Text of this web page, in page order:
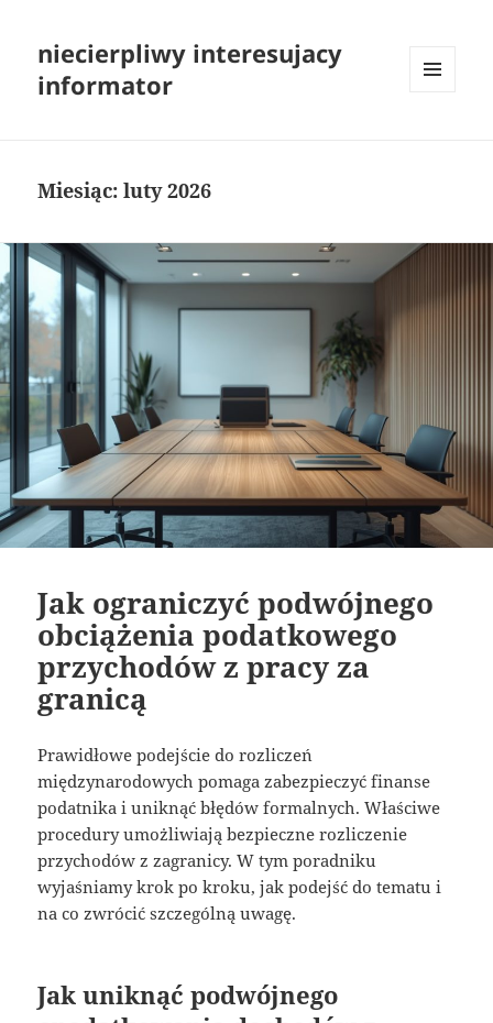
niecierpliwy interesujacy
informator
Miesiąc:luty 2026
Jak ograniczyć podwójnego
obciążenia podatkowego
przychodów z pracy za
granicą
Prawidłowe podejście do rozliczeń
międzynarodowych pomaga zabezpieczyć finanse
podatnika i uniknąć błędów formalnych. Właściwe
procedury umożliwiają bezpieczne rozliczenie
przychodów z zagranicy. W tym poradniku
wyjaśniamy krok po kroku, jak podejść do tematu i
na co zwrócić szczególną uwagę.
Jak uniknąć podwójnego